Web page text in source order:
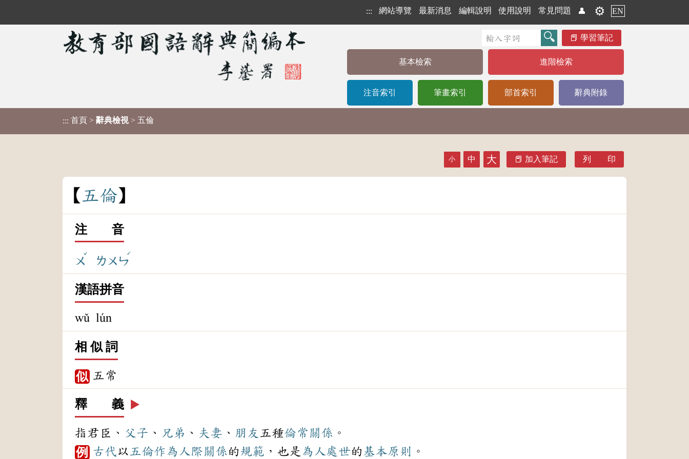
::: 網站導覽 最新消息 編輯說明 使用說明 常見問題 👤 ⚙️ EN
學習筆記
基本檢索 進階檢索
注音索引 筆畫索引 部首索引 辭典附錄
::: 首頁 > 辭典檢視 > 五倫
小 中 大 加入筆記 列 印
五倫
注 音
ㄨ
ˇ
ㄌㄨㄣ
ˊ
漢語拼音
wǔ lún
相 似 詞
似 五常
釋 義 ▶️
指君臣、 父子 、 兄弟 、 夫妻 、 朋友 五種倫常 關係 。
例 古代以五倫作為 人際關係 的 規範 ，也是 為人處世的 基本原則 。